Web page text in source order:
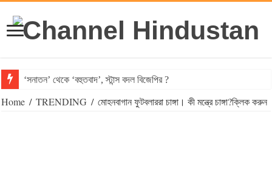
‘সনাতন’ থেকে ‘বহুতবাদ’, স্টান্স বদল বিজেপির ?
Home / TRENDING / মোহনবাগান ফুটবলাররা চাঙ্গা। কী মন্ত্রে চাঙ্গা?‌ক্লিক করুন